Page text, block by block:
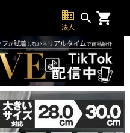
business
法人
search